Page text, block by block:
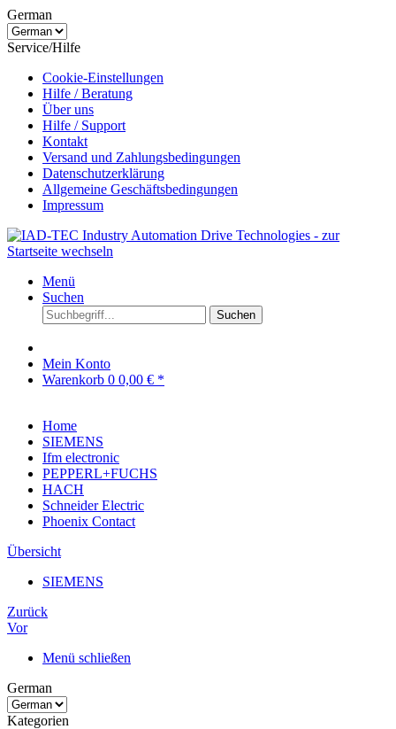
German
Service/Hilfe
Cookie-Einstellungen
Hilfe / Beratung
Über uns
Hilfe / Support
Kontakt
Versand und Zahlungsbedingungen
Datenschutzerklärung
Allgemeine Geschäftsbedingungen
Impressum
Menü
Suchen
Suchen
Mein Konto
Warenkorb 0 0,00 € *
Home
SIEMENS
Ifm electronic
PEPPERL+FUCHS
HACH
Schneider Electric
Phoenix Contact
Übersicht
SIEMENS
Zurück
Vor
Menü schließen
German
Kategorien